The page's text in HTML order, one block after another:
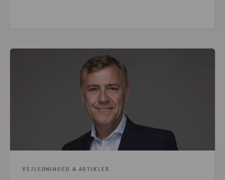
VEJLEDNINGER & ARTIKLER